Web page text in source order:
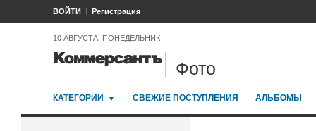
ВОЙТИ Регистрация
10 АВГУСТА, ПОНЕДЕЛЬНИК
Фото
КАТЕГОРИИ СВЕЖИЕ ПОСТУПЛЕНИЯ АЛЬБОМЫ